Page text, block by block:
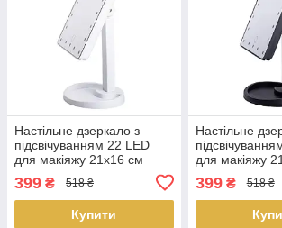
Настільне дзеркало з
підсвічуванням 22 LED
для макіяжу 21х16 см
прямокутне на ніжці USB
Бі Доставка по Україні
399 ₴ 518 ₴
Купити
Настільне
для макіяжу
прямокутне
Чо Доставка по
399₴ 518 ₴